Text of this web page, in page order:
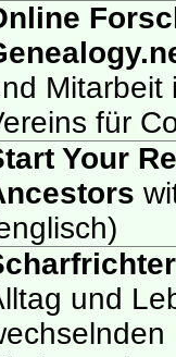
Mitarbeit
für
Your
und